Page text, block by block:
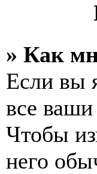
» Как
Если вы
все
Чтобы
него